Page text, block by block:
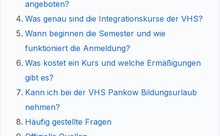
angeboten?
Was genau sind die Integrationskurse der VHS?
Wann beginnen die Semester und wie
funktioniert die Anmeldung?
Was kostet ein Kurs und welche Ermäßigungen
gibt es?
Kann ich bei der VHS Pankow Bildungsurlaub
nehmen?
Häufig gestellte Fragen